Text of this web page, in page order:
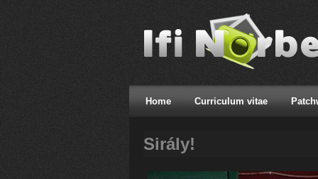
Home Curriculum vitae
Sirály!